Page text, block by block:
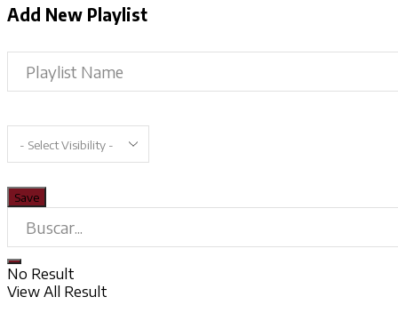
Add New Playlist
No Result
View All Result